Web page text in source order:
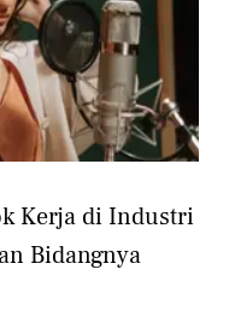
Kerja di Industri
Bidangnya